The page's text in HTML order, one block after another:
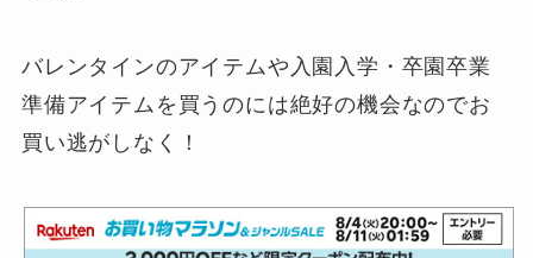
バレンタインのアイテムや入園入学・卒園卒業
準備アイテムを買うのには絶好の機会なのでお
買い逃がしなく！